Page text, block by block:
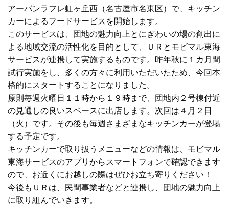
アーバンラフレ虹ヶ丘西（名古屋市名東区）で、キッチン
カーによるフードサービスを開始します。
このサービスは、団地の魅力向上とにぎわいの場の創出に
よる地域交流の活性化を目的として、ＵＲとモビマル東海
サービスが連携して実施するものです。昨年秋に１カ月間
試行実施をし、多くの方々に利用いただいたため、今回本
格的にスタートすることになりました。
原則毎週火曜日１１時から１９時まで、団地内２号棟付近
の見通しの良いスペースに出店します。次回は４月２日
（火）です。その後も毎週さまざまなキッチンカーが登場
する予定です。
キッチンカーで取り扱うメニューなどの情報は、モビマル
東海サービスのアプリからスマートフォンで確認できます
ので、お近くにお越しの際はぜひお立ち寄りください！
今後もＵＲは、民間事業者などと連携し、団地の魅力向上
に取り組んでいきます。